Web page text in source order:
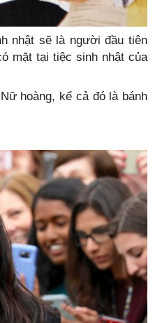
nhật sẽ là người đầu tiên
mặt tại tiệc sinh nhật của
hoàng, kể cả đó là bánh